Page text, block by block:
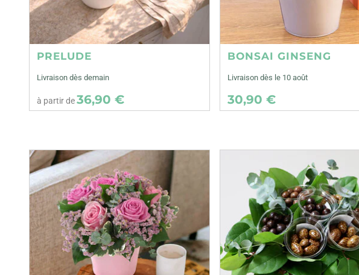
PRELUDE
Livraison dès demain
à partir de36,90 €
BONSAI GINSENG
Livraison dès le 10 août
30,90 €